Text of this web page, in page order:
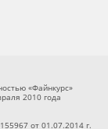
«Файнкурс»
2010 года
от 01.07.2014 г.